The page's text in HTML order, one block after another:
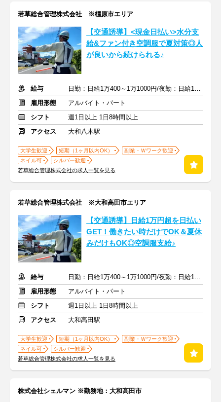
若草総合管理株式会社 ※橿原市エリア
【交通誘導】<現金日払い>水分支
給&ファン付き空調服で夏対策◎人
が良いから続けられる♪
給与
日勤：日給1万400～1万1000円/夜勤：日給1万3000～1万3500円
雇用形態
アルバイト・パート
シフト
週1日以上 1日8時間以上
アクセス
大和八木駅
大学生歓迎 短期（1ヶ月以内OK）
副業・Ｗワーク歓迎
ネイル可
シルバー歓迎
若草総合管理株式会社の求人一覧を見る
若草総合管理株式会社 ※大和高田市エリア
【交通誘導】日給1万円超を日払い
GET！働きたい時だけでOK＆夏休
みだけもOK◎空調服支給♪
給与
日勤：日給1万400～1万1000円/夜勤：日給1万3000～1万3500円
雇用形態
アルバイト・パート
シフト
週1日以上 1日8時間以上
アクセス
大和高田駅
大学生歓迎 短期（1ヶ月以内OK）
副業・Ｗワーク歓迎
ネイル可
シルバー歓迎
若草総合管理株式会社の求人一覧を見る
株式会社シェルマン ※勤務地：大和高田市